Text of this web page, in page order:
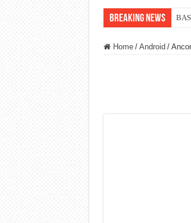
Breaking News
Home / Android /